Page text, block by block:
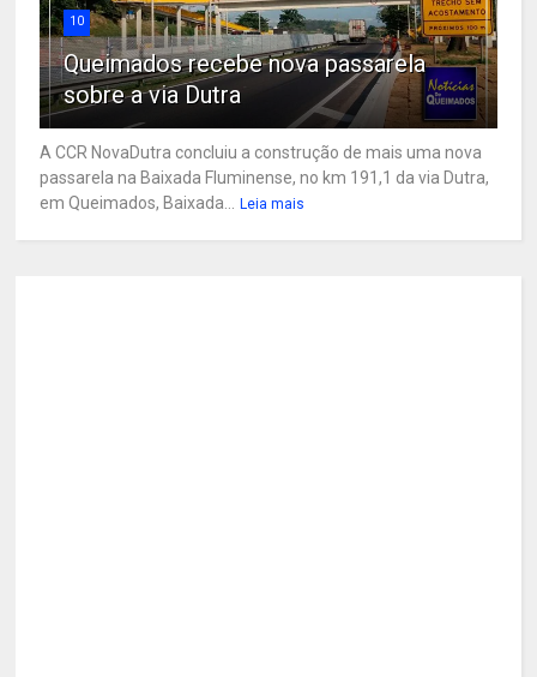
10
Queimados recebe nova passarela
sobre a via Dutra
A CCR NovaDutra concluiu a construção de mais uma nova
passarela na Baixada Fluminense, no km 191,1 da via Dutra,
em Queimados, Baixada...
Leia mais